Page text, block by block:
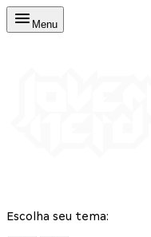
Menu
Escolha seu tema: